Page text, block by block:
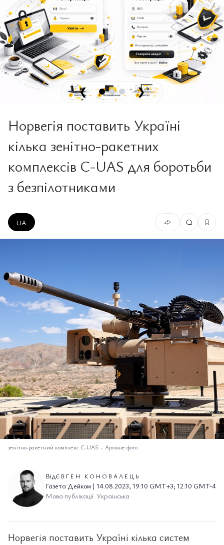
❮ ❯
Норвегія поставить Україні
кілька зенітно-ракетних
комплексів C-UAS для боротьби
з безпілотниками
UA
зенітно-ракетний комплекс C-UAS – Архівне фото
ВідЄВГЕН КОНОВАЛЕЦЬ
Газета Дейком | 14.08.2023, 19:10 GMT+3; 12:10 GMT-4
Мова публікації: Українська
Норвегія поставить Україні кілька систем